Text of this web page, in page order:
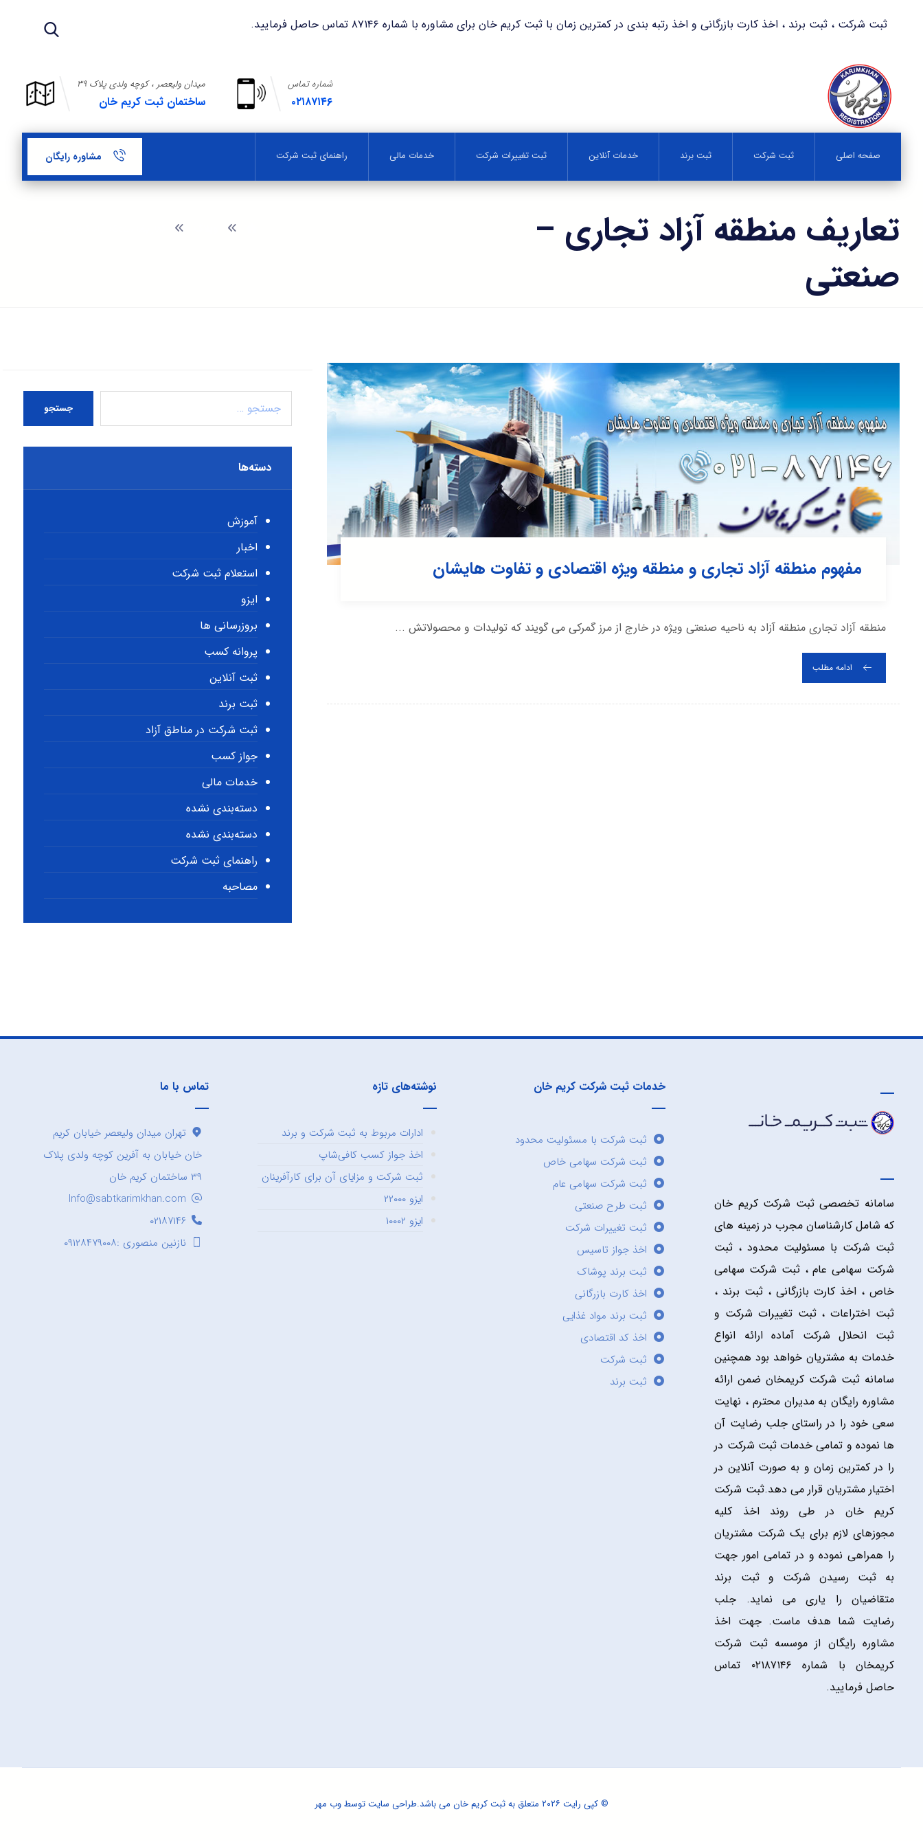
ثبت شرکت ، ثبت برند ، اخذ کارت بازرگانی و اخذ رتبه بندی در کمترین زمان با ثبت کریم خان برای مشاوره با شماره ۸۷۱۴۶ تماس حاصل فرمایید.
میدان ولیعصر ، کوچه ولدی پلاک ۳۹
ساختمان ثبت کریم خان
شماره تماس
۰۲۱۸۷۱۴۶
صفحه اصلی ثبت شرکت ثبت برند خدمات آنلاین ثبت تغییرات شرکت خدمات مالی راهنمای ثبت شرکت مشاوره رایگان
تعاریف منطقه آزاد تجاری –
صنعتی
مفهوم منطقه آزاد تجاری و منطقه ویژه اقتصادی و تفاوت هایشان
منطقه آزاد تجاری منطقه آزاد به ناحیه صنعتی ویژه در خارج از مرز گمرکی می گویند که تولیدات و محصولاتش ...
ادامه مطلب
جستجو
دسته‌ها
آموزش
اخبار
استعلام ثبت شرکت
ایزو
بروزرسانی ها
پروانه کسب
ثبت آنلاین
ثبت برند
ثبت شرکت در مناطق آزاد
جواز کسب
خدمات مالی
دسته‌بندی نشده
دسته‌بندی نشده
راهنمای ثبت شرکت
مصاحبه
سامانه تخصصی ثبت شرکت کریم خان
که شامل کارشناسان مجرب در زمینه های
ثبت شرکت با مسئولیت محدود ، ثبت
شرکت سهامی عام ، ثبت شرکت سهامی
خاص ، اخذ کارت بازرگانی ، ثبت برند ،
ثبت اختراعات ، ثبت تغییرات شرکت و
ثبت انحلال شرکت آماده ارائه انواع
خدمات به مشتریان خواهد بود همچنین
سامانه ثبت شرکت کریمخان ضمن ارائه
مشاوره رایگان به مدیران محترم ، نهایت
سعی خود را در راستای جلب رضایت آن
ها نموده و تمامی خدمات ثبت شرکت در
را در کمترین زمان و به صورت آنلاین در
اختیار مشتریان قرار می دهد.ثبت شرکت
کریم خان در طی روند اخذ کلیه
مجوزهای لازم برای یک شرکت مشتریان
را همراهی نموده و در تمامی امور جهت
به ثبت رسیدن شرکت و ثبت برند
متقاضیان را یاری می نماید. جلب
رضایت شما هدف ماست. جهت اخذ
مشاوره رایگان از موسسه ثبت شرکت
کریمخان با شماره ۰۲۱۸۷۱۴۶ تماس
حاصل فرمایید.
خدمات ثبت شرکت کریم خان
ثبت شرکت با مسئولیت محدود
ثبت شرکت سهامی خاص
ثبت شرکت سهامی عام
ثبت طرح صنعتی
ثبت تغییرات شرکت
اخذ جواز تاسیس
ثبت برند پوشاک
اخذ کارت بازرگانی
ثبت برند مواد غذایی
اخذ کد اقتصادی
ثبت شرکت
ثبت برند
نوشته‌های تازه
ادارات مربوط به ثبت شرکت و برند
اخذ جواز کسب کافی‌شاپ
ثبت شرکت و مزایای آن برای کارآفرینان
ایزو ۲۲۰۰۰
ایزو ۱۰۰۰۲
تماس با ما
تهران میدان ولیعصر خیابان کریم
خان خیابان به آفرین کوچه ولدی پلاک
۳۹ ساختمان کریم خان
Info@sabtkarimkhan.com
۰۲۱۸۷۱۴۶
نازنین منصوری :۰۹۱۲۸۴۷۹۰۰۸
© کپی رایت ۲۰۲۶ متعلق به ثبت کریم خان می باشد. طراحی سایتتوسط وب مهر